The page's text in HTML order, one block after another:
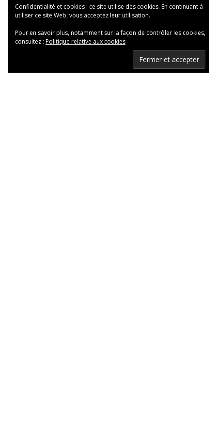
Confidentialité et cookies : ce site utilise des cookies. En continuant à
utiliser ce site Web, vous acceptez leur utilisation.
Pour en savoir plus, notamment sur la façon de contrôler les cookies,
consultez : Politique relative aux cookies